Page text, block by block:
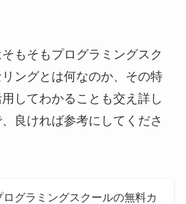
もそもプログラミングスク
ングとは何なのか、その特
してわかることも交え詳し
良ければ参考にしてくださ
ログラミングスクールの無料カ